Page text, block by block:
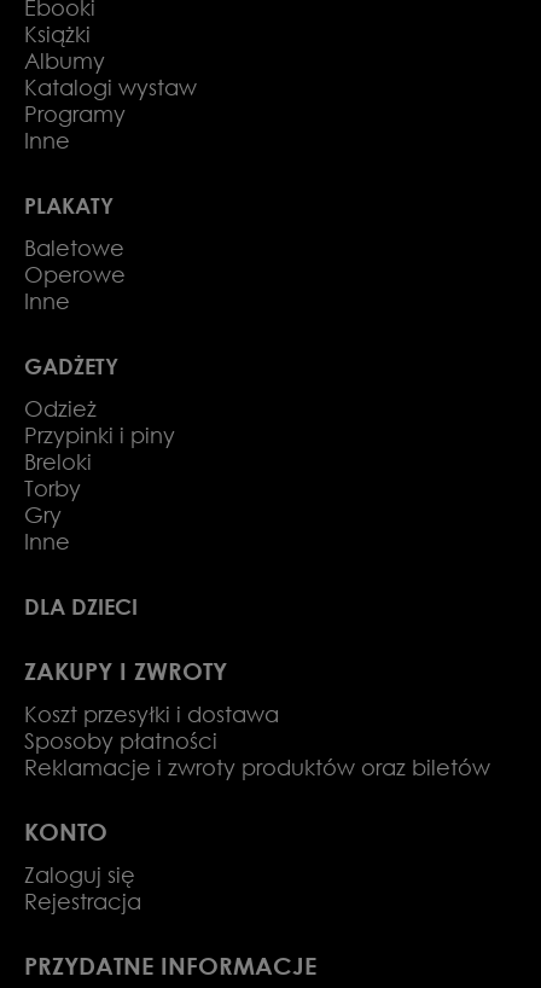
Ebooki
Książki
Albumy
Katalogi wystaw
Programy
Inne
PLAKATY
Baletowe
Operowe
Inne
GADŻETY
Odzież
Przypinki i piny
Breloki
Torby
Gry
Inne
DLA DZIECI
ZAKUPY I ZWROTY
Koszt przesyłki i dostawa
Sposoby płatności
Reklamacje i zwroty produktów oraz biletów
KONTO
Zaloguj się
Rejestracja
PRZYDATNE INFORMACJE